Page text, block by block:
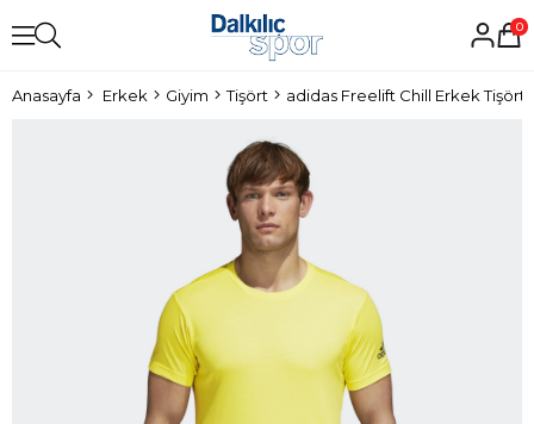
0
Anasayfa Erkek Giyim Tişört adidas Freelift Chill Erkek Tişört